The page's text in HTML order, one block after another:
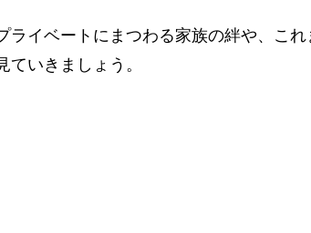
ライベートにまつわる家族の絆や、こ
ていきましょう。